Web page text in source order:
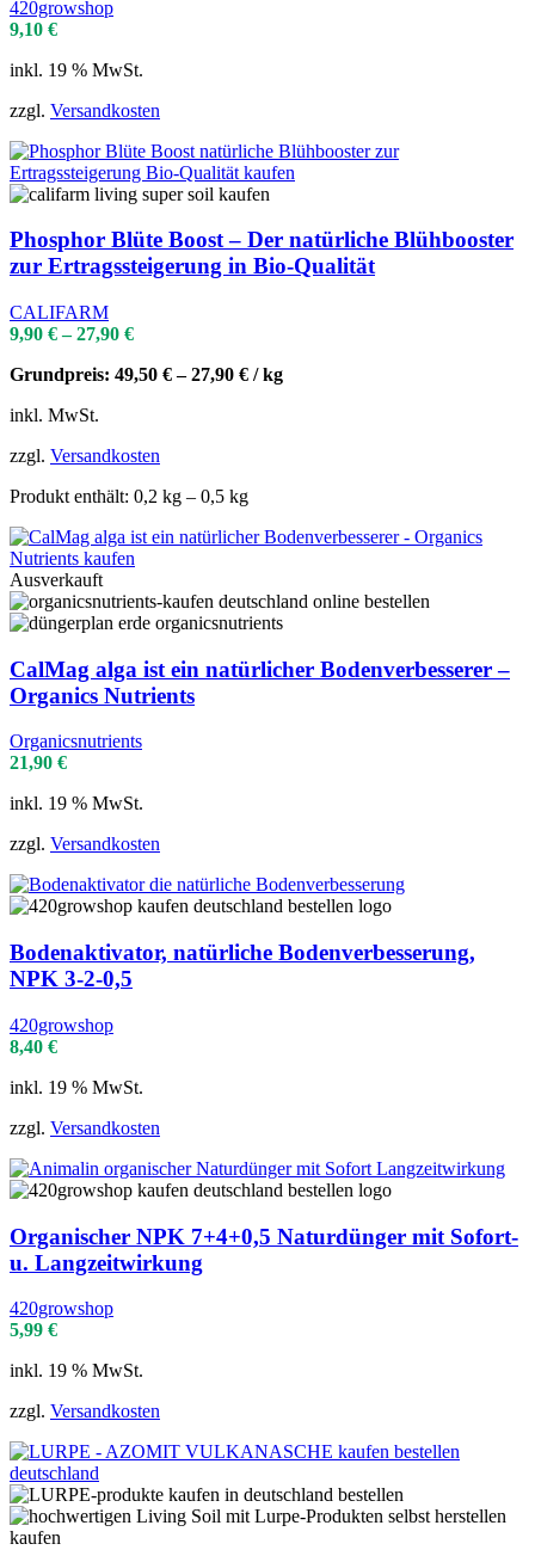
420growshop
9,10 €
inkl. 19 % MwSt.
zzgl. Versandkosten
Phosphor Blüte Boost – Der natürliche Blühbooster
zur Ertragssteigerung in Bio-Qualität
CALIFARM
9,90 €–27,90 €
Grundpreis: 49,50 €–27,90 € /kg
inkl. MwSt.
zzgl. Versandkosten
Produkt enthält: 0,2 kg – 0,5 kg
Ausverkauft
CalMag alga ist ein natürlicher Bodenverbesserer –
Organics Nutrients
Organicsnutrients
21,90 €
inkl. 19 % MwSt.
zzgl. Versandkosten
Bodenaktivator, natürliche Bodenverbesserung,
NPK 3-2-0,5
420growshop
8,40 €
inkl. 19 % MwSt.
zzgl. Versandkosten
Organischer NPK 7+4+0,5 Naturdünger mit Sofort-
u. Langzeitwirkung
420growshop
5,99 €
inkl. 19 % MwSt.
zzgl. Versandkosten